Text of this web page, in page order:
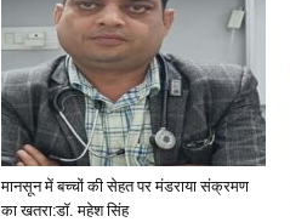
मानसून में बच्चों की सेहत पर मंडराया संक्रमण
का खतरा:डॉ. महेश सिंह